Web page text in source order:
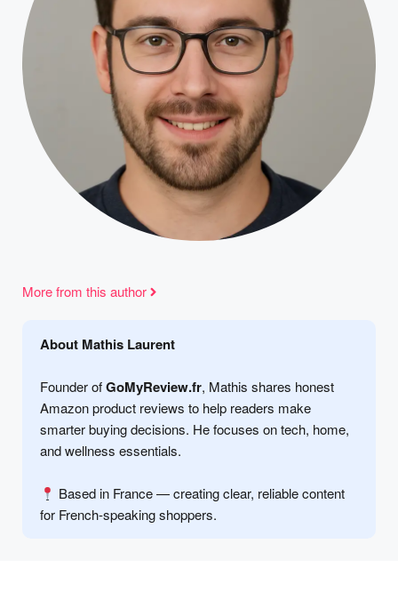
More from this author
About Mathis Laurent
Founder ofGoMyReview.fr, Mathis shares honest
Amazon product reviews to help readers make
smarter buying decisions. He focuses on tech, home,
and wellness essentials.
Based in France — creating clear, reliable content
for French-speaking shoppers.